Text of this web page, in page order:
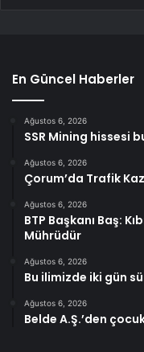
En Güncel Haberler
Ağustos 6, 2026
SSR Mining hissesi
Ağustos 6, 2026
Çorum’da Trafik
Ağustos 6, 2026
BTP Başkanı Baş:
Mührüdür
Ağustos 6, 2026
Bu ilimizde iki gün
Ağustos 6, 2026
Belde A.Ş.’den